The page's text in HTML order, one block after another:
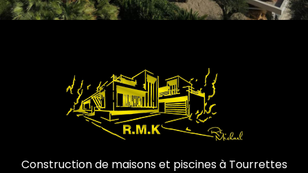
Construction de maisons et piscines à Tourrettes